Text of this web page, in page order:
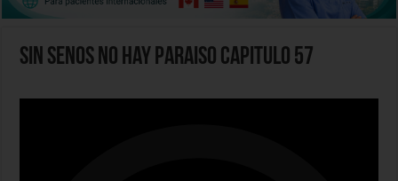
Sin Senos No Hay Paraiso Capitulo 57